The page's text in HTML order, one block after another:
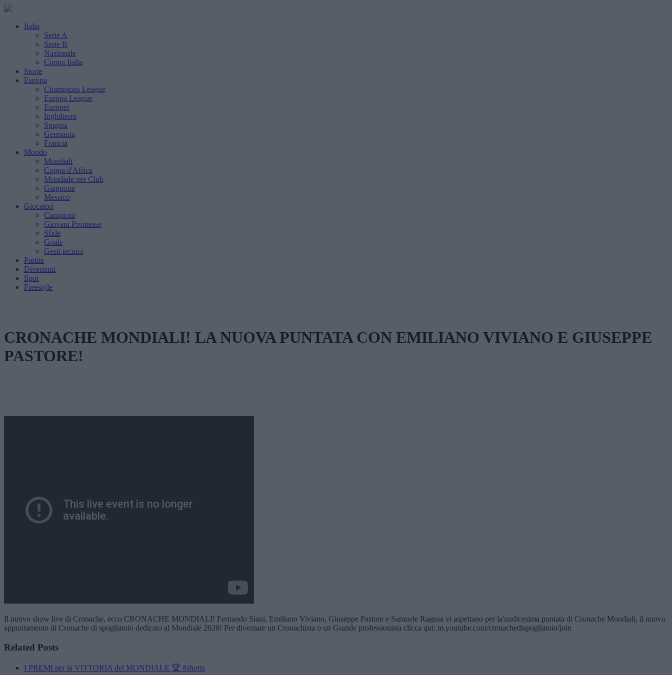
Italia
Serie A
Serie B
Nazionale
Coppa Italia
Storie
Europa
Champions League
Europa League
Europei
Inghilterra
Spagna
Germania
Francia
Mondo
Mondiali
Coppa d'Africa
Mondiale per Club
Giappone
Messico
Giocatori
Campioni
Giovani Promesse
Sfide
Goals
Gesti tecnici
Partite
Divertenti
Spot
Freestyle
CRONACHE MONDIALI! LA NUOVA PUNTATA CON EMILIANO VIVIANO E GIUSEPPE
PASTORE!
Il nuovo show live di Cronache, ecco CRONACHE MONDIALI! Fernando Siani, Emiliano Viviano, Giuseppe Pastore e Samuele Ragusa vi aspettano per la'undicesima puntata di Cronache Mondiali, il nuovo
appuntamento di Cronache di spogliatoio dedicato al Mondiale 2026! Per diventare un Cronachista o un Grande professionista clicca qui: m.youtube.com/cronachedispogliatoio/join
Related Posts
I PREMI per la VITTORIA del MONDIALE 🏆 #shorts